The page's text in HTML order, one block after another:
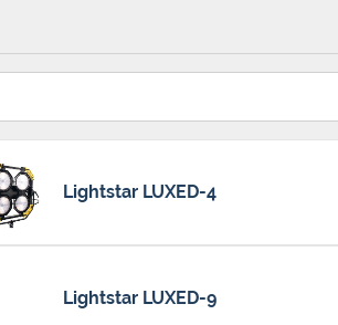
Lightstar LUXED-4
Lightstar LUXED-9